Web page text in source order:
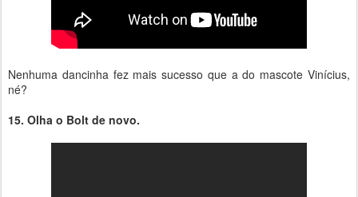
Nenhuma dancinha fez mais sucesso que a do mascote Vinícius,
né?
15. Olha o Bolt de novo.